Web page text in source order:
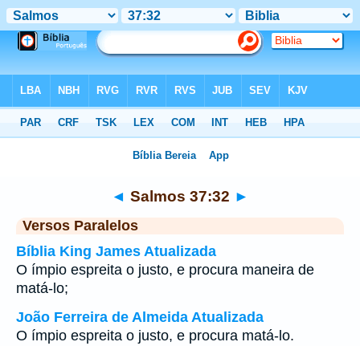
◄ Salmos 37:32 ►
Versos Paralelos
Bíblia King James Atualizada
O ímpio espreita o justo, e procura maneira de
matá-lo;
João Ferreira de Almeida Atualizada
O ímpio espreita o justo, e procura matá-lo.